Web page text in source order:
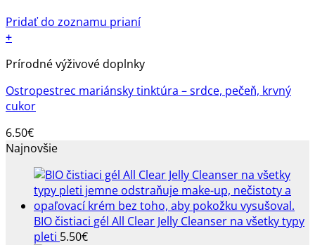
Pridať do zoznamu prianí
+
Prírodné výživové doplnky
Ostropestrec mariánsky tinktúra – srdce, pečeň, krvný
cukor
6.50€
Najnovšie
BIO čistiaci gél All Clear Jelly Cleanser na všetky typy
pleti 5.50€